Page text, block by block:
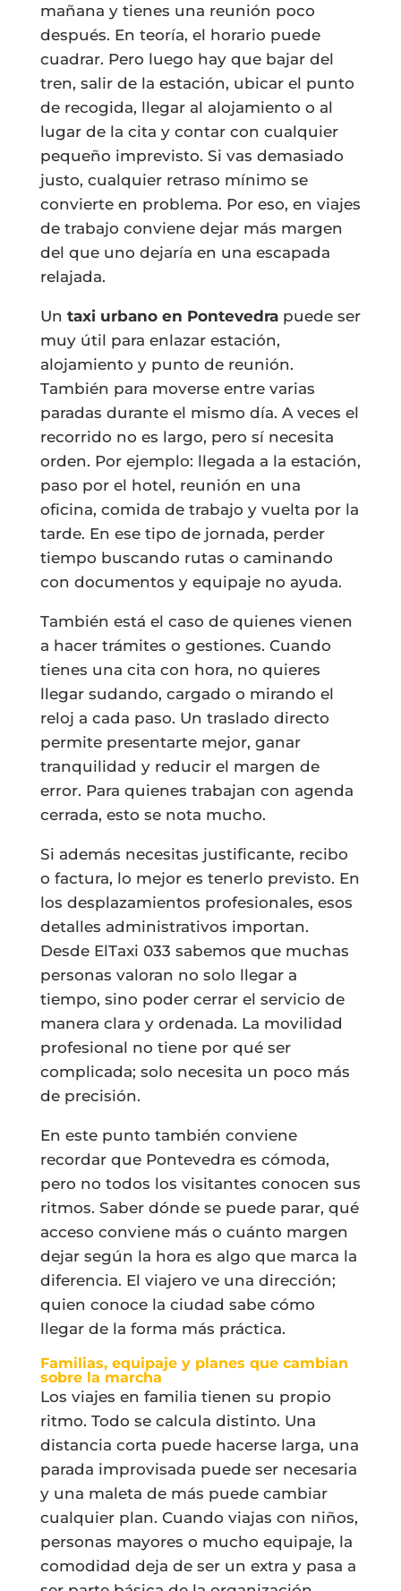
mañana y tienes una reunión poco
después. En teoría, el horario puede
cuadrar. Pero luego hay que bajar del
tren, salir de la estación, ubicar el punto
de recogida, llegar al alojamiento o al
lugar de la cita y contar con cualquier
pequeño imprevisto. Si vas demasiado
justo, cualquier retraso mínimo se
convierte en problema. Por eso, en viajes
de trabajo conviene dejar más margen
del que uno dejaría en una escapada
relajada.
Un taxi urbano en Pontevedrapuede ser
muy útil para enlazar estación,
alojamiento y punto de reunión.
También para moverse entre varias
paradas durante el mismo día. A veces el
recorrido no es largo, pero sí necesita
orden. Por ejemplo: llegada a la estación,
paso por el hotel, reunión en una
oficina, comida de trabajo y vuelta por la
tarde. En ese tipo de jornada, perder
tiempo buscando rutas o caminando
con documentos y equipaje no ayuda.
También está el caso de quienes vienen
a hacer trámites o gestiones. Cuando
tienes una cita con hora, no quieres
llegar sudando, cargado o mirando el
reloj a cada paso. Un traslado directo
permite presentarte mejor, ganar
tranquilidad y reducir el margen de
error. Para quienes trabajan con agenda
cerrada, esto se nota mucho.
Si además necesitas justificante, recibo
o factura, lo mejor es tenerlo previsto. En
los desplazamientos profesionales, esos
detalles administrativos importan.
Desde ElTaxi 033 sabemos que muchas
personas valoran no solo llegar a
tiempo, sino poder cerrar el servicio de
manera clara y ordenada. La movilidad
profesional no tiene por qué ser
complicada; solo necesita un poco más
de precisión.
En este punto también conviene
recordar que Pontevedra es cómoda,
pero no todos los visitantes conocen sus
ritmos. Saber dónde se puede parar, qué
acceso conviene más o cuánto margen
dejar según la hora es algo que marca la
diferencia. El viajero ve una dirección;
quien conoce la ciudad sabe cómo
llegar de la forma más práctica.
Familias, equipaje y planes que cambian
sobre la marcha
Los viajes en familia tienen su propio
ritmo. Todo se calcula distinto. Una
distancia corta puede hacerse larga, una
parada improvisada puede ser necesaria
y una maleta de más puede cambiar
cualquier plan. Cuando viajas con niños,
personas mayores o mucho equipaje, la
comodidad deja de ser un extra y pasa a